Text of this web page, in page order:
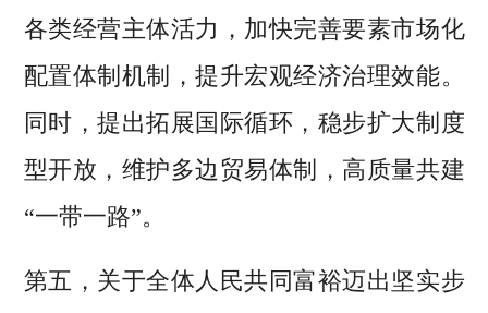
各类经营主体活力，加快完善要素市场化
配置体制机制，提升宏观经济治理效能。
同时，提出拓展国际循环，稳步扩大制度
型开放，维护多边贸易体制，高质量共建
“一带一路”。
第五，关于全体人民共同富裕迈出坚实步